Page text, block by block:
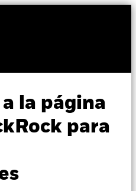
la página
para
UCITS